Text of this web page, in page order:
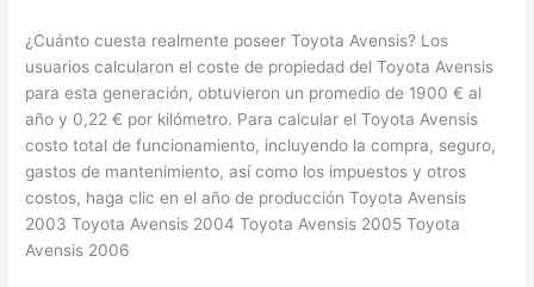
¿Cuánto cuesta realmente poseer Toyota Avensis? Los
usuarios calcularon el coste de propiedad del Toyota Avensis
para esta generación, obtuvieron un promedio de 1900 € al
año y 0,22 € por kilómetro. Para calcular el Toyota Avensis
costo total de funcionamiento, incluyendo la compra, seguro,
gastos de mantenimiento, así como los impuestos y otros
costos, haga clic en el año de producción Toyota Avensis
2003 Toyota Avensis 2004 Toyota Avensis 2005 Toyota
Avensis 2006